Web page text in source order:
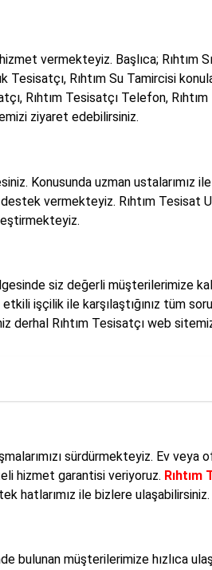
vermekteyiz. Başlıca; Rıhtım
Tesisatçı, Rıhtım Su Tamircisi
Rıhtım Tesisatçı Telefon,
ziyaret edebilirsiniz.
Konusunda uzman ustalarımız
vermekteyiz. Rıhtım Tesisat
siz değerli müşterilerimize
işçilik ile karşılaştığınız tüm
derhal Rıhtım Tesisatçı web
sürdürmekteyiz. Ev
hizmet garantisi veriyoruz.
hatlarımız ile bizlere ulaşabilirsiniz.
bulunan müşterilerimize hızlıca